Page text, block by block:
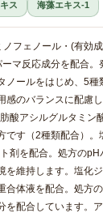
ス 海藻エキス-1
フェノール・(有効
マ反応成分を配合
ノールをはじめ、5
感のバランスに配慮
酸アシルグルタミン
です（2種類配合）
剤を配合。処方のpH
を維持します。塩化
合体液を配合。処方
を配合しています。